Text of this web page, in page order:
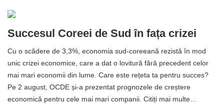
Succesul Coreei de Sud în fața crizei
Cu o scădere de 3,3%, economia sud-coreeană rezistă în mod
unic crizei economice, care a dat o lovitură fără precedent celor
mai mari economii din lume. Care este rețeta ta pentru succes?
Pe 2 august, OCDE și-a prezentat prognozele de creștere
economică pentru cele mai mari companii. Citiți mai multe…